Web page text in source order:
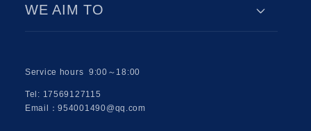
WE AIM TO
Service hours 9:00～18:00
Tel: 17569127115
Email：954001490@qq.com